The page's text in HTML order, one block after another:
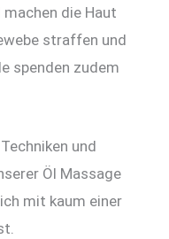
die Haut
straffen und
spenden zudem
und
Öl Massage
mit kaum einer